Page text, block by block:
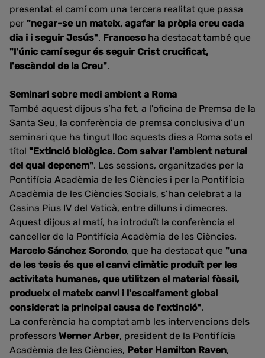
presentat el camí com una tercera realitat que passa
per "negar-se un mateix, agafar la pròpia creu cada
dia i i seguir Jesús". Francesc ha destacat també que
"l'únic camí segur és seguir Crist crucificat,
l'escàndol de la Creu".
Seminari sobre medi ambient a Roma
També aquest dijous s’ha fet, a l'oficina de Premsa de la
Santa Seu, la conferència de premsa conclusiva d’un
seminari que ha tingut lloc aquests dies a Roma sota el
títol "Extinció biològica. Com salvar l'ambient natural
del qual depenem". Les sessions, organitzades per la
Pontifícia Acadèmia de les Ciències i per la Pontifícia
Acadèmia de les Ciències Socials, s’han celebrat a la
Casina Pius IV del Vaticà, entre dilluns i dimecres.
Aquest dijous al matí, ha introduït la conferència el
canceller de la Pontifícia Acadèmia de les Ciències,
Marcelo Sánchez Sorondo, que ha destacat que "una
de les tesis és que el canvi climàtic produït per les
activitats humanes, que utilitzen el material fòssil,
produeix el mateix canvi i l'escalfament global
considerat la principal causa de l'extinció".
La conferència ha comptat amb les intervencions dels
professors Werner Arber, president de la Pontifícia
Acadèmia de les Ciències, Peter Hamilton Raven,